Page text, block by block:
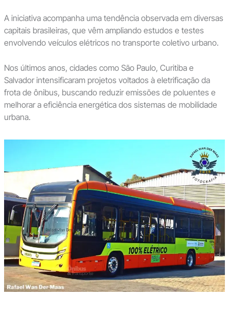
A iniciativa acompanha uma tendência observada em diversas
capitais brasileiras, que vêm ampliando estudos e testes
envolvendo veículos elétricos no transporte coletivo urbano.
Nos últimos anos, cidades como São Paulo, Curitiba e
Salvador intensificaram projetos voltados à eletrificação da
frota de ônibus, buscando reduzir emissões de poluentes e
melhorar a eficiência energética dos sistemas de mobilidade
urbana.